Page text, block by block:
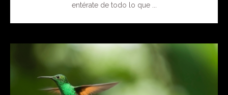
entérate de todo lo que ...